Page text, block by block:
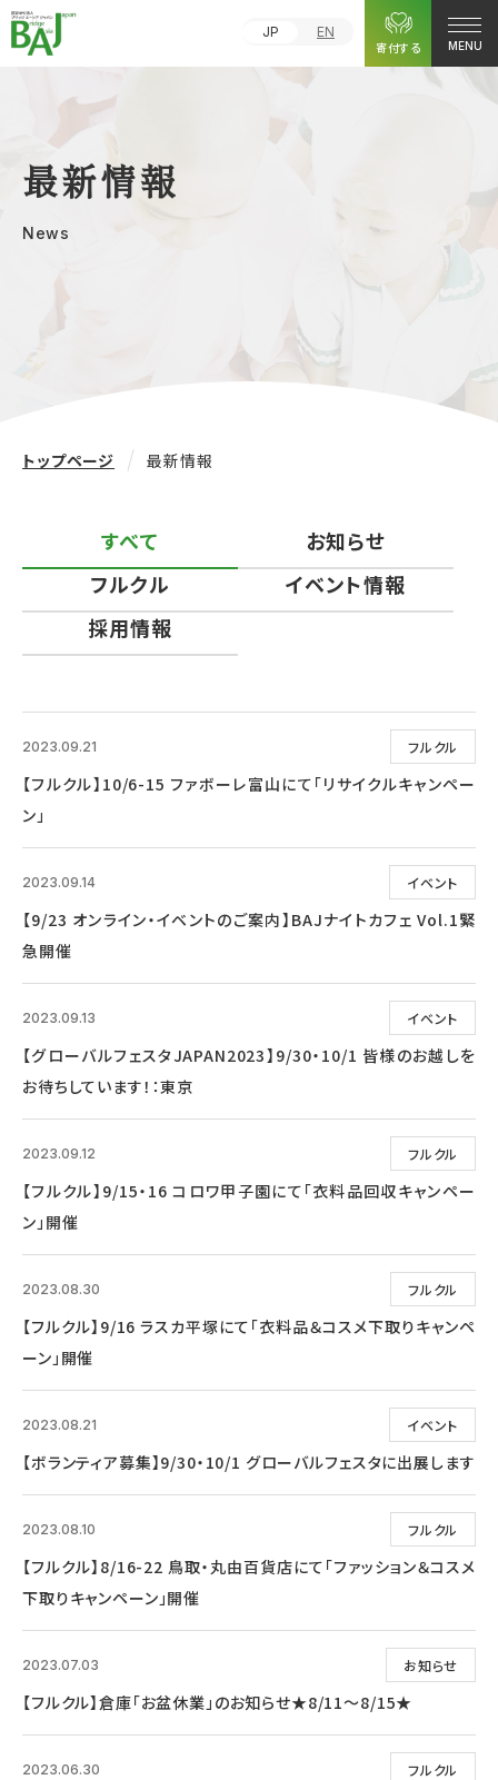
JP
EN
寄付する
MENU
最新情報
News
トップページ 最新情報
すべて
お知らせ
フルクル
イベント情報
採用情報
フルクル
2023.09.21
【フルクル】10/6-15 ファボーレ富山にて「リサイクルキャンペー
ン」
イベント
2023.09.14
【9/23 オンライン・イベントのご案内】BAJナイトカフェ Vol.1緊
急開催
イベント
2023.09.13
【グローバルフェスタJAPAN2023】9/30・10/1 皆様のお越しを
お待ちしています！：東京
フルクル
2023.09.12
【フルクル】9/15・16 コロワ甲子園にて「衣料品回収キャンペー
ン」開催
フルクル
2023.08.30
【フルクル】9/16 ラスカ平塚にて「衣料品＆コスメ下取りキャンペ
ーン」開催
イベント
2023.08.21
【ボランティア募集】9/30・10/1 グローバルフェスタに出展します
フルクル
2023.08.10
【フルクル】8/16-22 鳥取・丸由百貨店にて「ファッション＆コスメ
下取りキャンペーン」開催
お知らせ
2023.07.03
【フルクル】倉庫「お盆休業」のお知らせ★8/11～8/15★
フルクル
2023.06.30